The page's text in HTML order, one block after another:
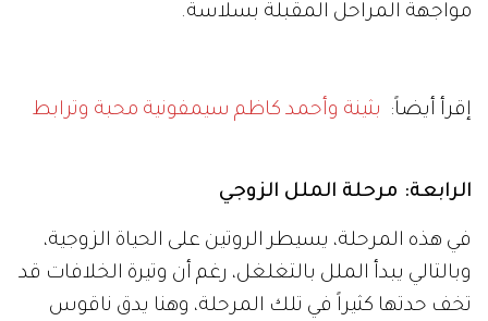
مواجهة المراحل المقبلة بسلاسة.
إقرأ أيضاً: بثينة وأحمد كاظم سيمفونية محبة وترابط
الرابعة: مرحلة الملل الزوجي
في هذه المرحلة، يسيطر الروتين على الحياة الزوجية،
وبالتالي يبدأ الملل بالتغلغل، رغم أن وتيرة الخلافات قد
تخف حدتها كثيراً في تلك المرحلة، وهنا يدق ناقوس